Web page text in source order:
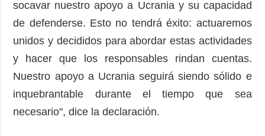
socavar nuestro apoyo a Ucrania y su capacidad
de defenderse. Esto no tendrá éxito: actuaremos
unidos y decididos para abordar estas actividades
y hacer que los responsables rindan cuentas.
Nuestro apoyo a Ucrania seguirá siendo sólido e
inquebrantable durante el tiempo que sea
necesario", dice la declaración.